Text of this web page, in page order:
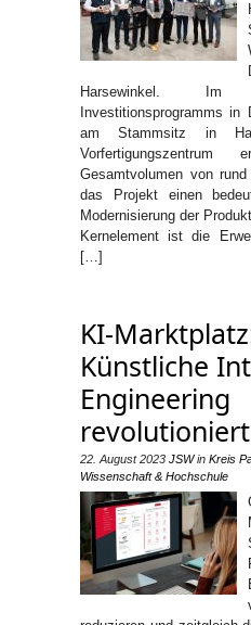
Harsewinkel. Im
Investitionsprogramms in
am Stammsitz in
Gesamtvolumen von
das Projekt einen
Modernisierung der
Kernelement ist die
[…]
KI-
Künstliche
Engineering
revolutioniert
22. August 2023 JSWin Kreis
Wissenschaft & Hochschule